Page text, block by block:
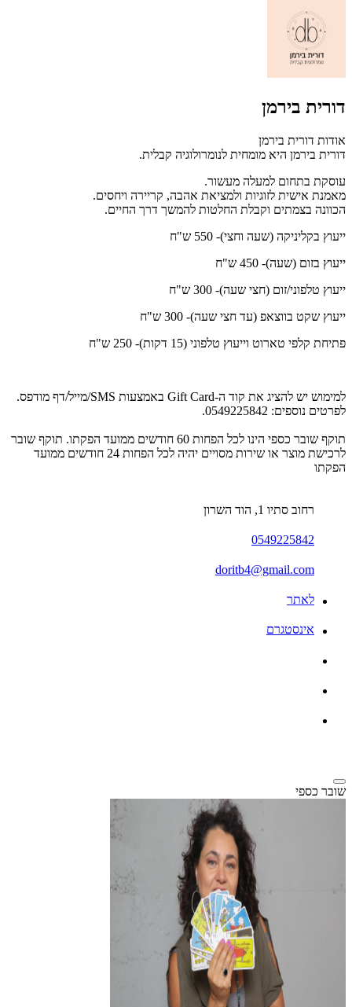
דורית בירמן
אודות דורית בירמן
דורית בירמן היא מומחית לנומרולוגיה קבלית.
עוסקת בתחום למעלה מעשור.
מאמנת אישית לזוגיות ולמציאת אהבה, קריירה ויחסים.
הכוונה בצמתים וקבלת החלטות להמשך דרך החיים.
ייעוץ בקליניקה (שעה וחצי)- 550 ש"ח
ייעוץ בזום (שעה)- 450 ש"ח
ייעוץ טלפוני/זום (חצי שעה)- 300 ש"ח
ייעוץ שקט בווצאפ (עד חצי שעה)- 300 ש"ח
פתיחת קלפי טארוט וייעוץ טלפוני (15 דקות)- 250 ש"ח
למימוש יש להציג את קוד ה-Gift Card באמצעות SMS/מייל/דף מודפס.
לפרטים נוספים: 0549225842.
תוקף שובר כספי הינו לכל הפחות 60 חודשים ממועד הפקתו. תוקף שובר
לרכישת מוצר או שירות מסויים יהיה לכל הפחות 24 חודשים ממועד
הפקתו
רחוב סתיו 1, הוד השרון
0549225842
doritb4@gmail.com
לאתר
אינסטגרם
שובר כספי